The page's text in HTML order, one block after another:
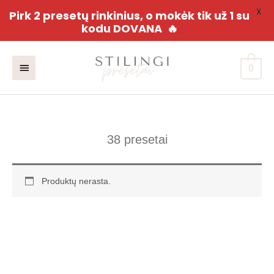
turinio
Pagrindinis
meniu
0
38 presetai
Produktų nerasta.
Pirk 2 presetų rinkinius, o mokėk tik už 1 su
kodu DOVANA 🔥
X